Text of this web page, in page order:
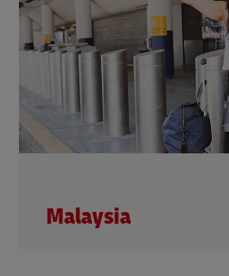
Malaysia